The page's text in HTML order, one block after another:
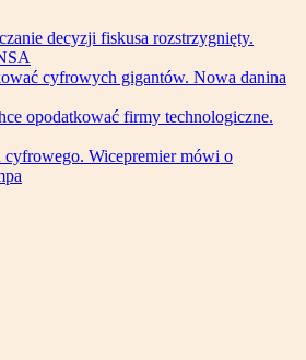
decyzji fiskusa rozstrzygnięty.
cyfrowych gigantów. Nowa danina
opodatkować firmy technologiczne.
cyfrowego. Wicepremier mówi o